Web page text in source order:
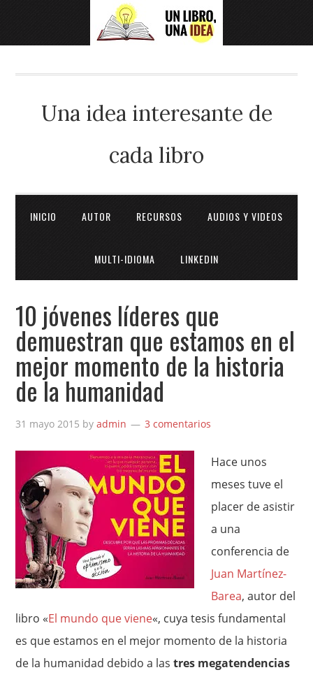
Una idea interesante de
cada libro
INICIO AUTOR RECURSOS AUDIOS Y VIDEOS
MULTI-IDIOMA LINKEDIN
10 jóvenes líderes que
demuestran que estamos en el
mejor momento de la historia
de la humanidad
31 mayo 2015 byadmin 3 comentarios
Hace unos
meses tuve el
placer de asistir
a una
conferencia de
Juan Martínez-
Barea, autor del
libro «El mundo que viene«, cuya tesis fundamental
es que estamos en el mejor momento de la historia
de la humanidad debido a lastres megatendencias